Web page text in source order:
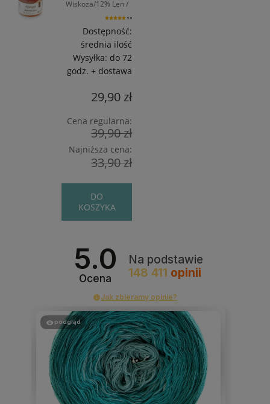
Wiskoza/12% Len /
275 m / 100 g
5.0
Dostępność:
średnia ilość
Wysyłka: do 72
godz. + dostawa
29,90 zł
Cena regularna:
39,90 zł
Najniższa cena:
33,90 zł
DO
KOSZYKA
5.0
Ocena
Na podstawie
148 411 opinii
Jak zbieramy opinie?
podgląd